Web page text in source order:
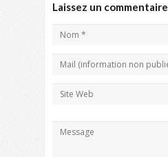
Laissez un commentaire